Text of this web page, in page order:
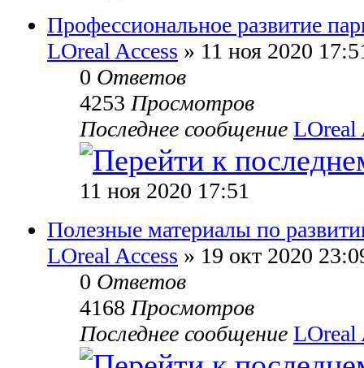
Профессиональное развитие
LOreal Access » 11 ноя 2020
0 Ответов
4253Просмотров
Последнее сообщение LOreal
11 ноя 2020 17:51
Полезные материалы по
LOreal Access » 19 окт 2020
0 Ответов
4168Просмотров
Последнее сообщение LOreal